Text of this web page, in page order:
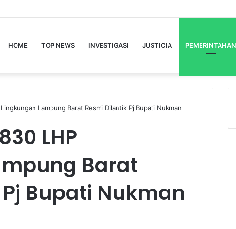
HOME TOP NEWS INVESTIGASI JUSTICIA PEMERINTAHAN
Lampung Barat Resmi Dilantik Pj Bupati Nukman
LHP
Barat
Bupati Nukman